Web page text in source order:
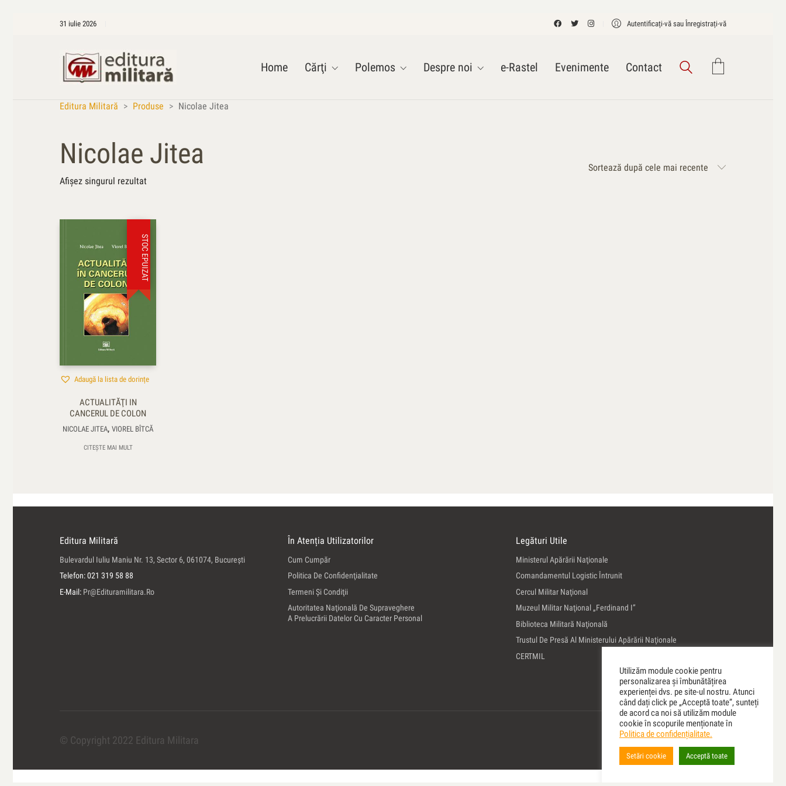
31 iulie 2026 Autentificați-vă sau Înregistrați-vă
Home Cărţi Polemos Despre noi e-Rastel Evenimente Contact
Editura Militară > Produse > Nicolae Jitea
Nicolae Jitea
Afișez singurul rezultat
Sortează după cele mai recente
STOC EPUIZAT
Adaugă la lista de dorințe
ACTUALITĂŢI IN
CANCERUL DE COLON
NICOLAE JITEA, VIOREL BÎTCĂ
CITEȘTE MAI MULT
Editura Militară
Bulevardul Iuliu Maniu Nr. 13, Sector 6, 061074, Bucureşti
Telefon: 021 319 58 88
E-Mail: Pr@edituramilitara.ro
În Atenția Utilizatorilor
Cum Cumpăr
Politica De Confidenţialitate
Termeni Şi Condiţii
Autoritatea Naţională De Supraveghere
A Prelucrării Datelor Cu Caracter Personal
Legături Utile
Ministerul Apărării Naţionale
Comandamentul Logistic Întrunit
Cercul Militar Naţional
Muzeul Militar Naţional „Ferdinand I”
Biblioteca Militară Naţională
Trustul De Presă Al Ministerului Apărării Naţionale
CERTMIL
© Copyright 2022 Editura Militara
Utilizăm module cookie pentru
personalizarea și îmbunătățirea
experienței dvs. pe site-ul nostru. Atunci
când dați click pe „Acceptă toate”, sunteți
de acord ca noi să utilizăm module
cookie în scopurile menționate în
Politica de confidențialitate.
Setări cookie Acceptă toate